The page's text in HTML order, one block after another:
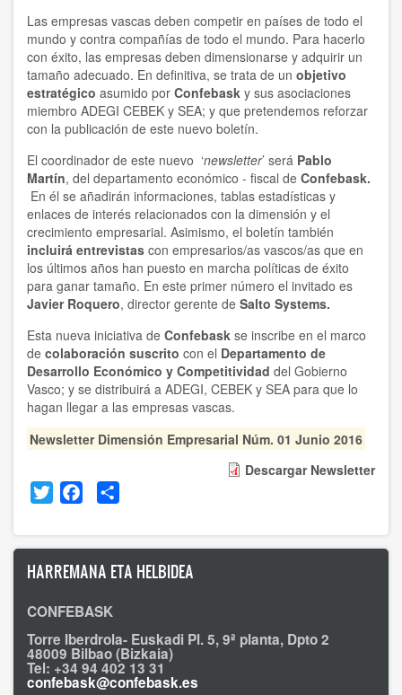
Las empresas vascas deben competir en países de todo el
mundo y contra compañías de todo el mundo. Para hacerlo
con éxito, las empresas deben dimensionarse y adquirir un
tamaño adecuado. En definitiva, se trata de un objetivo
estratégico asumido por Confebask y sus asociaciones
miembro ADEGI CEBEK y SEA; y que pretendemos reforzar
con la publicación de este nuevo boletín.
El coordinador de este nuevo ‘newsletter’ será Pablo
Martín, del departamento económico - fiscal de Confebask.
En él se añadirán informaciones, tablas estadísticas y
enlaces de interés relacionados con la dimensión y el
crecimiento empresarial. Asimismo, el boletín también
incluirá entrevistas con empresarios/as vascos/as que en
los últimos años han puesto en marcha políticas de éxito
para ganar tamaño. En este primer número el invitado es
Javier Roquero, director gerente de Salto Systems.
Esta nueva iniciativa de Confebask se inscribe en el marco
de colaboración suscrito con el Departamento de
Desarrollo Económico y Competitividad del Gobierno
Vasco; y se distribuirá a ADEGI, CEBEK y SEA para que lo
hagan llegar a las empresas vascas.
Newsletter Dimensión Empresarial Núm. 01 Junio 2016
Descargar Newsletter
Twitter Facebook
HARREMANA ETA HELBIDEA
CONFEBASK
Torre Iberdrola- Euskadi Pl. 5, 9ª planta, Dpto 2
48009 Bilbao (Bizkaia)
Tel: +34 94 402 13 31
confebask@confebask.es